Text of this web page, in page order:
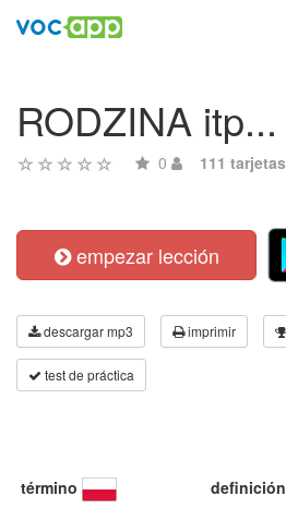
RODZINA itp...
0 111 tarjetas
empezar lección
descargar mp3 imprimir
test de práctica
término definición